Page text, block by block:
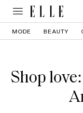
MODE BEAUTY
Shop